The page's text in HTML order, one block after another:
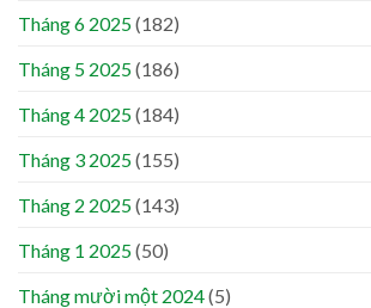
Tháng 6 2025(182)
Tháng 5 2025(186)
Tháng 4 2025(184)
Tháng 3 2025(155)
Tháng 2 2025(143)
Tháng 1 2025(50)
Tháng mười một 2024(5)